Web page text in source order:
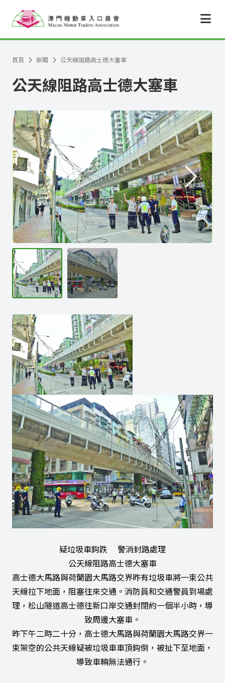
首頁 新聞 公天線阻路高士德大塞車
公天線阻路高士德大塞車
疑垃圾車鈎跌 警消封路處理
公天線阻路高士德大塞車
高士德大馬路與荷蘭園大馬路交界昨有垃圾車將一束公共
天線拉下地面，阻塞往來交通。消防員和交通警員到場處
理，松山隧道高士德往新口岸交通封閉約一個半小時，導
致周邊大塞車。
昨下午二時二十分，高士德大馬路與荷蘭園大馬路交界一
束架空的公共天線疑被垃圾車車頂鈎倒，被扯下至地面，
導致車輛無法通行。